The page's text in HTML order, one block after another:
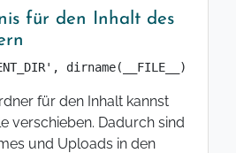
für den Inhalt des
dirname(__FILE__).'/
für den Inhalt kannst
verschieben. Dadurch sind
und Uploads in den